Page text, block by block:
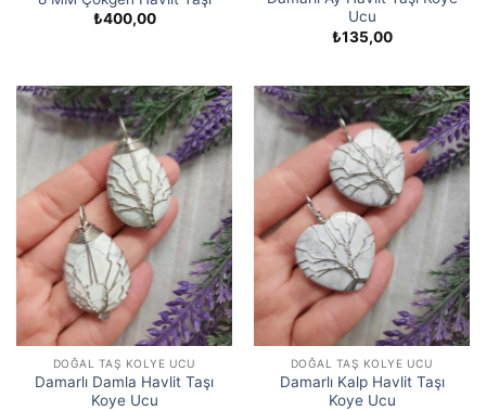
₺400,00
Ucu
₺135,00
DOĞAL TAŞ KOLYE UCU
Damarlı Damla Havlit Taşı
Koye Ucu
DOĞAL TAŞ KOLYE UCU
Damarlı Kalp Havlit Taşı
Koye Ucu